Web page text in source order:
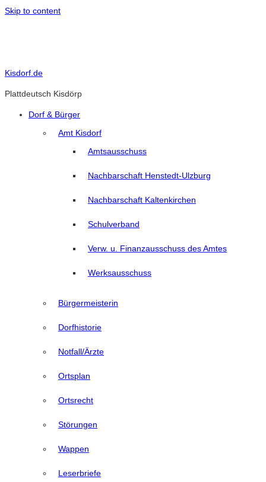
Skip to content
Kisdorf.de
Plattdeutsch Kisdörp
Dorf & Bürger
Amt Kisdorf
Amtsausschuss
Nachbarschaft Henstedt-Ulzburg
Nachbarschaft Kaltenkirchen
Schulverband
Verw. u. Finanzausschuss des Amtes
Werksausschuss
Bürgermeisterin
Dorfhistorie
Notfall/Ärzte
Ortsplan
Ortsrecht
Störungen
Wappen
Leserbriefe